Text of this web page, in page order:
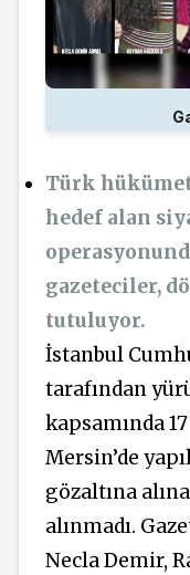
Türk
hedef alan
gazeteciler,
tutuluyor.
İstanbul
tarafından
kapsamında
Mersin’de
gözaltına
alınmadı.
Necla Demir,